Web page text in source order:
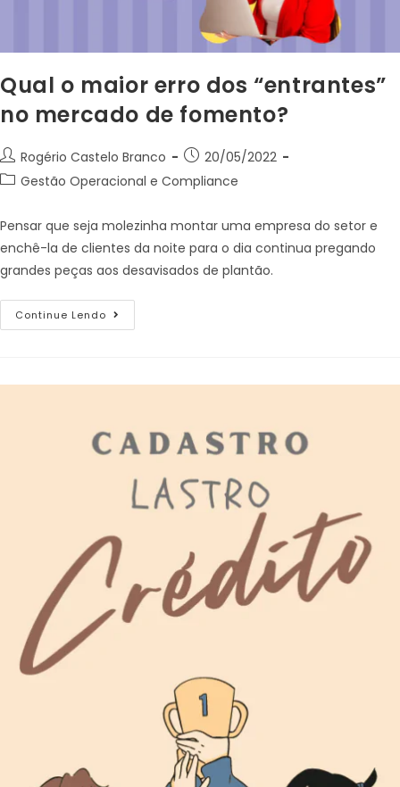
Qual o maior erro dos “entrantes”
no mercado de fomento?
Rogério Castelo Branco
20/05/2022
Gestão Operacional e Compliance
Pensar que seja molezinha montar uma empresa do setor e
enchê-la de clientes da noite para o dia continua pregando
grandes peças aos desavisados de plantão.
Continue Lendo